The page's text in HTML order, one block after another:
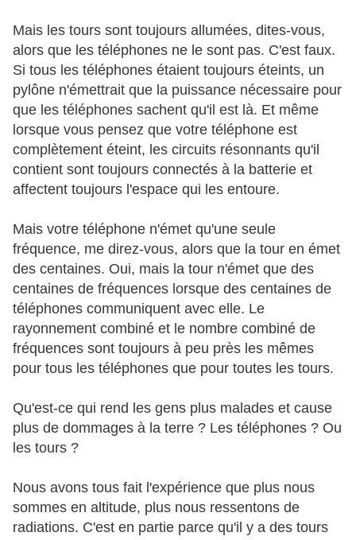
Mais les tours sont toujours allumées, dites-vous,
alors que les téléphones ne le sont pas. C'est faux.
Si tous les téléphones étaient toujours éteints, un
pylône n'émettrait que la puissance nécessaire pour
que les téléphones sachent qu'il est là. Et même
lorsque vous pensez que votre téléphone est
complètement éteint, les circuits résonnants qu'il
contient sont toujours connectés à la batterie et
affectent toujours l'espace qui les entoure.
Mais votre téléphone n'émet qu'une seule
fréquence, me direz-vous, alors que la tour en émet
des centaines. Oui, mais la tour n'émet que des
centaines de fréquences lorsque des centaines de
téléphones communiquent avec elle. Le
rayonnement combiné et le nombre combiné de
fréquences sont toujours à peu près les mêmes
pour tous les téléphones que pour toutes les tours.
Qu'est-ce qui rend les gens plus malades et cause
plus de dommages à la terre ? Les téléphones ? Ou
les tours ?
Nous avons tous fait l'expérience que plus nous
sommes en altitude, plus nous ressentons de
radiations. C'est en partie parce qu'il y a des tours